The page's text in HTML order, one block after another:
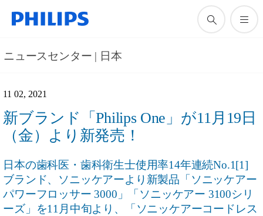
ニュースセンター | 日本
11 02, 2021
新ブランド「Philips One」が11月19日
（金）より新発売！
日本の歯科医・歯科衛生士使用率14年連続No.1[1]
ブランド、ソニッケアーより新製品「ソニッケアー
パワーフロッサー 3000」「ソニッケアー 3100シリ
ーズ」を11月中旬より、「ソニッケアーコードレス